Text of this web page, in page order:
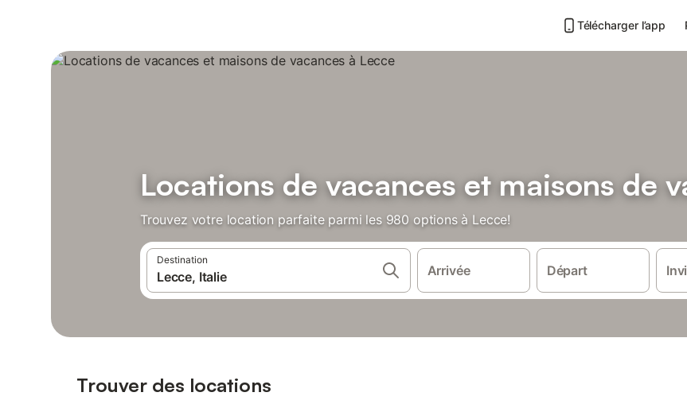
Télécharger l’app
Locations de vacances et maisons de
Trouvez votre location parfaite parmi les 980 options à Lecce!
Destination
Arrivée Départ
Trouver des locations